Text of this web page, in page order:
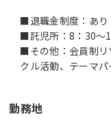
■退職金制度：あり
■託児所：8：30～
■その他：会員制リ
クル活動、テーマ
勤務地